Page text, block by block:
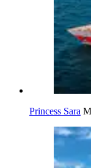
Princess Sara